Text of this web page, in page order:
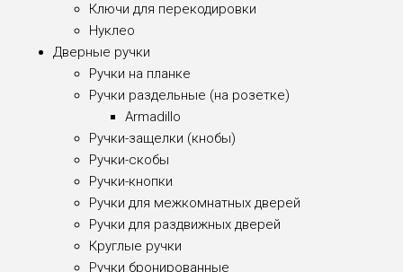
Ключи для перекодировки
Нуклео
Дверные ручки
Ручки на планке
Ручки раздельные (на розетке)
Armadillo
Ручки-защелки (кнобы)
Ручки-скобы
Ручки-кнопки
Ручки для межкомнатных дверей
Ручки для раздвижных дверей
Круглые ручки
Ручки бронированные